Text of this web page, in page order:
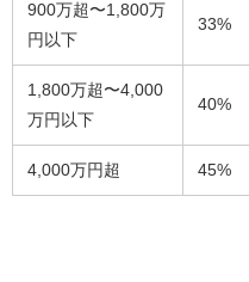
900万超〜1,800万
円以下
33%
1,800万超〜4,000
万円以下
40%
4,000万円超 45%